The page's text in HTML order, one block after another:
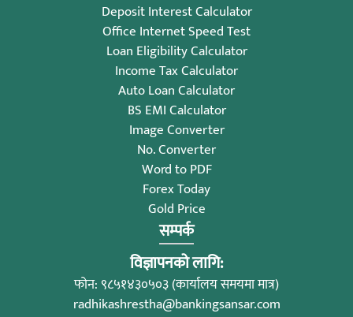
Deposit Interest Calculator
Office Internet Speed Test
Loan Eligibility Calculator
Income Tax Calculator
Auto Loan Calculator
BS EMI Calculator
Image Converter
No. Converter
Word to PDF
Forex Today
Gold Price
सम्पर्क
विज्ञापनको लागि:
फोन: ९८५१४३०५०३ (कार्यालय समयमा मात्र)
radhikashrestha@bankingsansar.com